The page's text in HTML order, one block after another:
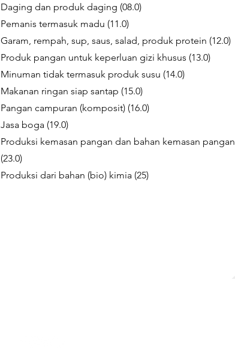
Daging dan produk daging (08.0)
Pemanis termasuk madu (11.0)
Garam, rempah, sup, saus, salad, produk protein (12.0)
Produk pangan untuk keperluan gizi khusus (13.0)
Minuman tidak termasuk produk susu (14.0)
Makanan ringan siap santap (15.0)
Pangan campuran (komposit) (16.0)
Jasa boga (19.0)
Produksi kemasan pangan dan bahan kemasan pangan
(23.0)
Produksi dari bahan (bio) kimia (25)